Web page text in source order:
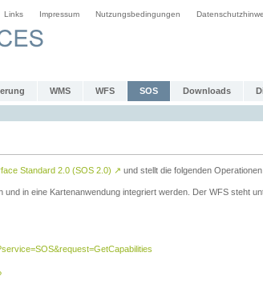
Links Impressum Nutzungsbedingungen
WMS WFS SOS Downloads
Standard 2.0 (SOS 2.0) ↗ und stellt die folgenden
in eine Kartenanwendung integriert werden. Der WFS steht